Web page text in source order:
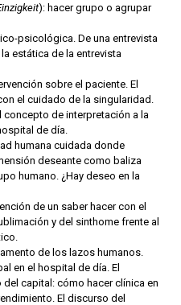
): hacer grupo o agrupar
psicológica. De una entrevista
estática de la entrevista
sobre el paciente. El
el cuidado de la singularidad.
concepto de interpretación a la
de día.
humana cuidada donde
deseante como baliza
humano. ¿Hay deseo en la
de un saber hacer con el
y del sinthome frente al
de los lazos humanos.
en el hospital de día. El
capital: cómo hacer clínica en
El discurso del